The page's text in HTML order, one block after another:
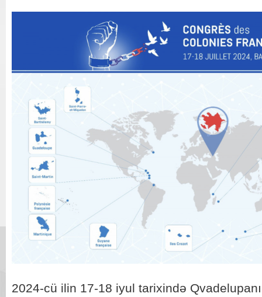
2024-cü ilin 17-18 iyul tarixində